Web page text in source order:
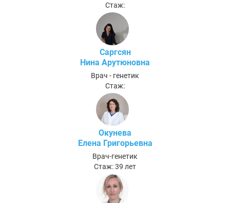
Стаж:
Саргсян
Нина Арутюновна
Врач - генетик
Стаж:
Окунева
Елена Григорьевна
Врач-генетик
Стаж: 39 лет